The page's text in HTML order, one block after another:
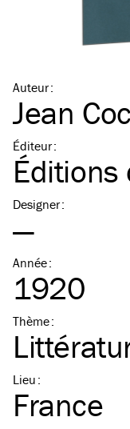
Auteur:
Jean
Éditeur:
Éditions
Designer:
—
Année:
1920
Thème:
Lieu :
France